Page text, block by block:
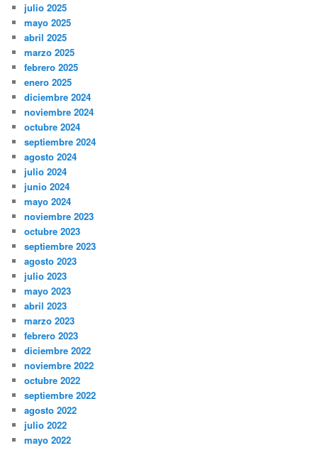
julio 2025
mayo 2025
abril 2025
marzo 2025
febrero 2025
enero 2025
diciembre 2024
noviembre 2024
octubre 2024
septiembre 2024
agosto 2024
julio 2024
junio 2024
mayo 2024
noviembre 2023
octubre 2023
septiembre 2023
agosto 2023
julio 2023
mayo 2023
abril 2023
marzo 2023
febrero 2023
diciembre 2022
noviembre 2022
octubre 2022
septiembre 2022
agosto 2022
julio 2022
mayo 2022